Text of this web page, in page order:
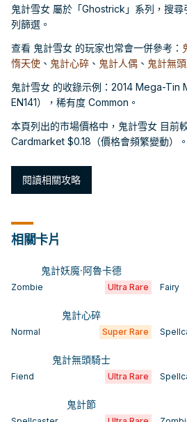
鬼計雪女 屬於「Ghostrick」系列，搜
列篩選。
查看 鬼計雪女 的玩家也常會一併參考：
惰天使 、 鬼計心碎 、 鬼計人偶 、 鬼計無
鬼計雪女 的收錄示例：2014 Mega-Tin
EN141），稀有度 Common。
本頁列出的市場價格中，鬼計雪女 目前
Cardmarket $0.18（價格會頻繁變動）。
閱讀相關攻略
相關卡片
鬼計妖魔·阿魯卡德
Zombie Ultra Rare Fairy
鬼計心碎
Normal Super Rare
鬼計無頭騎士
Fiend Ultra Rare
鬼計節